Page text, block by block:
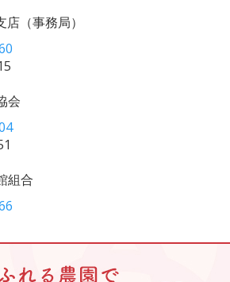
店 （事務局）
会
組合